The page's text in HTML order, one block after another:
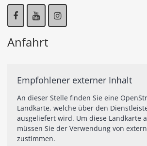
Anfahrt
Empfohlener externer Inhalt
An dieser Stelle finden Sie eine
Landkarte, welche über den
ausgeliefert wird. Um diese Landkarte
müssen Sie der Verwendung von
zustimmen.